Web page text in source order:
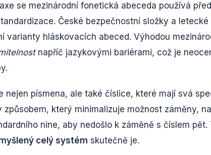
se mezinárodní fonetická abeceda používá
České bezpečnostní složky a
varianty hláskovacích abeced. Výhodou
napříč jazykovými bariérami, což je
nejen písmena, ale také číslice, které mají svá
který minimalizuje možnost záměny,
nine, aby nedošlo k záměně s číslem pět.
celý systém skutečně je.